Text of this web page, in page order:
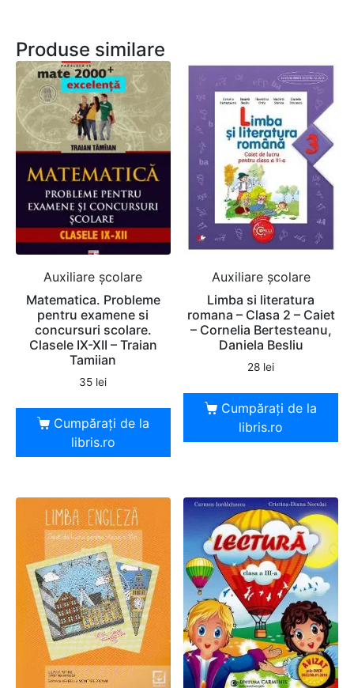
Produse similare
Auxiliare şcolare
Matematica. Probleme
pentru examene si
concursuri scolare.
Clasele IX-XII – Traian
Tamiian
35 lei
Cumpărați de la
libris.ro
Auxiliare şcolare
Limba si literatura
romana – Clasa 2 – Caiet
– Cornelia Bertesteanu,
Daniela Besliu
28 lei
Cumpărați de la
libris.ro